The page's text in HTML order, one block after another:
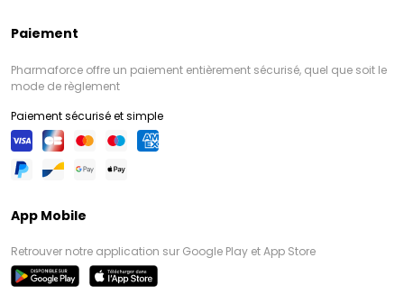
Paiement
Pharmaforce offre un paiement entièrement sécurisé, quel que soit le
mode de règlement
Paiement sécurisé et simple
App Mobile
Retrouver notre application sur Google Play et App Store